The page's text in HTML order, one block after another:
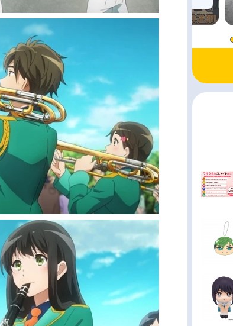
TVアニメ『戦隊大失格』
radio 大直会 2nd season
ハイキュー!! 烏野高校放送部!